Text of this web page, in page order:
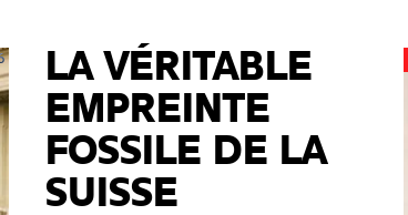
LA VÉRITABLE
EMPREINTE
FOSSILE DE LA
SUISSE